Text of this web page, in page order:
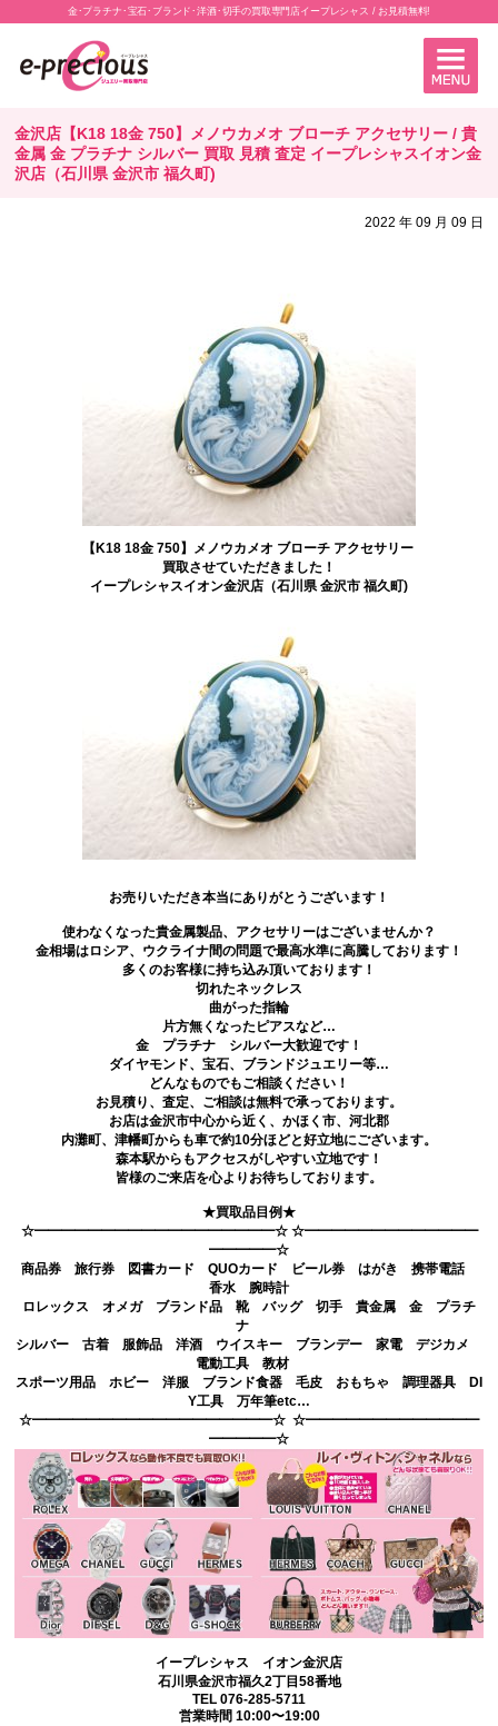
金･プラチナ･宝石･ブランド･洋酒･切手の買取専門店イープレシャス / お見積無料!
金沢店【K18 18金 750】メノウカメオ ブローチ アクセサリー / 貴
金属 金 プラチナ シルバー 買取 見積 査定 イープレシャスイオン金
沢店（石川県 金沢市 福久町)
2022 年 09 月 09 日
【K18 18金 750】メノウカメオ ブローチ アクセサリー
買取させていただきました！
イープレシャスイオン金沢店（石川県 金沢市 福久町)
お売りいただき本当にありがとうございます！
使わなくなった貴金属製品、アクセサリーはございませんか？
金相場はロシア、ウクライナ間の問題で最高水準に高騰しております！
多くのお客様に持ち込み頂いております！
切れたネックレス
曲がった指輪
片方無くなったピアスなど…
金 プラチナ シルバー大歓迎です！
ダイヤモンド、宝石、ブランドジュエリー等…
どんなものでもご相談ください！
お見積り、査定、ご相談は無料で承っております。
お店は金沢市中心から近く、かほく市、河北郡
内灘町、津幡町からも車で約10分ほどと好立地にございます。
森本駅からもアクセスがしやすい立地です！
皆様のご来店を心よりお待ちしております。
★買取品目例★
☆━━━━━━━━━━━━━━━━━━☆ ☆━━━━━━━━━━━━━
━━━━━☆
商品券 旅行券 図書カード QUOカード ビール券 はがき 携帯電話
香水 腕時計
ロレックス オメガ ブランド品 靴 バッグ 切手 貴金属 金 プラチ
ナ
シルバー 古着 服飾品 洋酒 ウイスキー ブランデー 家電 デジカメ
電動工具 教材
スポーツ用品 ホビー 洋服 ブランド食器 毛皮 おもちゃ 調理器具 DI
Y工具 万年筆etc…
☆━━━━━━━━━━━━━━━━━━☆ ☆━━━━━━━━━━━━━
━━━━━☆
イープレシャス イオン金沢店
石川県金沢市福久2丁目58番地
TEL 076-285-5711
営業時間 10:00〜19:00